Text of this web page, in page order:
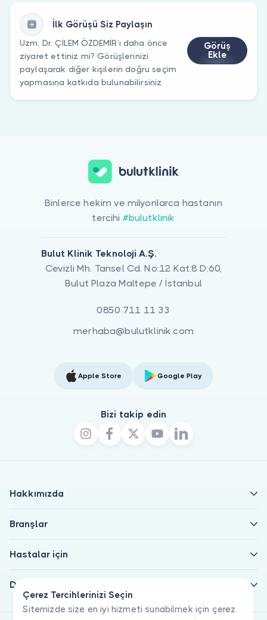
İlk Görüşü Siz Paylaşın
Uzm. Dr. ÇİLEM ÖZDEMİR’ı daha önce
ziyaret ettiniz mi? Görüşlerinizi
paylaşarak diğer kişilerin doğru seçim
yapmasına katkıda bulunabilirsiniz.
Görüş
Ekle
Çerez Tercihlerinizi Seçin
Sitemizde size en iyi hizmeti sunabilmek için çerez
Binlerce hekim ve milyonlarca hastanın
tercihi #bulutklinik
Bulut Klinik Teknoloji A.Ş.
Cevizli Mh. Tansel Cd. No:12 Kat:8 D:60,
Bulut Plaza Maltepe / İstanbul
0850 711 11 33
merhaba@bulutklinik.com
Apple Store Google Play
Bizi takip edin
Hakkımızda
Branşlar
Hastalar için
Doktorlar için